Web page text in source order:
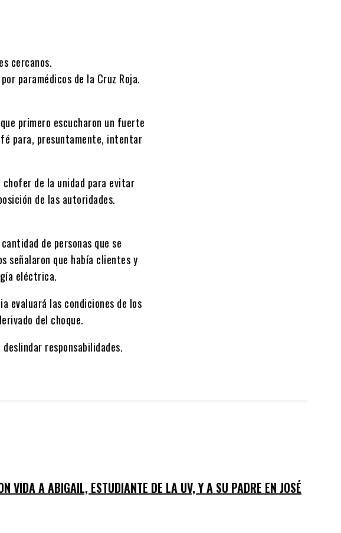
cercanos.
paramédicos de la Cruz Roja.
primero escucharon un fuerte
para, presuntamente, intentar
chofer de la unidad para evitar
de las autoridades.
de personas que se
señalaron que había clientes y
eléctrica.
evaluará las condiciones de los
del choque.
responsabilidades.
VIDA A ABIGAIL, ESTUDIANTE DE LA UV, Y A SU PADRE EN JOSÉ